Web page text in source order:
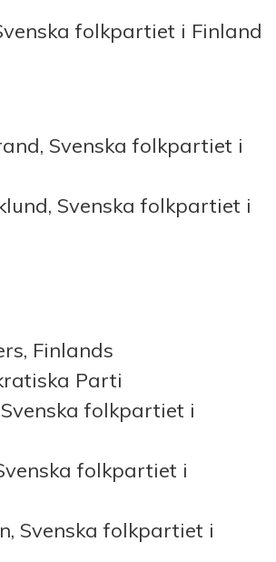
folkpartiet i Finland
Svenska folkpartiet i
Svenska folkpartiet i
Finlands
Parti
folkpartiet i
folkpartiet i
Svenska folkpartiet i